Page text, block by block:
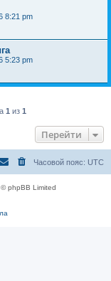
8:21 pm
5:23 pm
1 из 1
Перейти
Часовой пояс: UTC
phpBB Limited